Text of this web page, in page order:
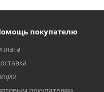
покупателю